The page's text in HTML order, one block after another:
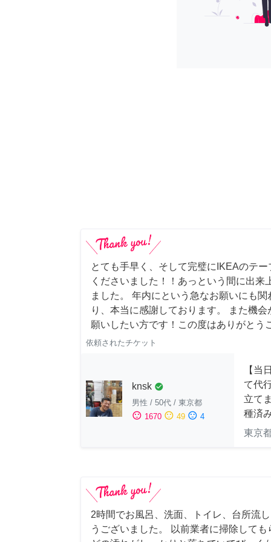
とても手早く、そして完璧にIKEAのテ
くださいました！！あっという間に出来
ました。 年内にという急なお願いにも
り、本当に感謝しております。 また機
願いしたい方です！この度はありがとう
依頼されたチケット
knsk check_circle
男性 / 50代 / 東京都
sentiment_satisfied 1670 sentiment_neutral 49 sentiment_dissatisfied 4
【当
て代
立て
種済
東京
2時間でお風呂、洗面、トイレ、台所流
うございました。 以前業者に掃除して